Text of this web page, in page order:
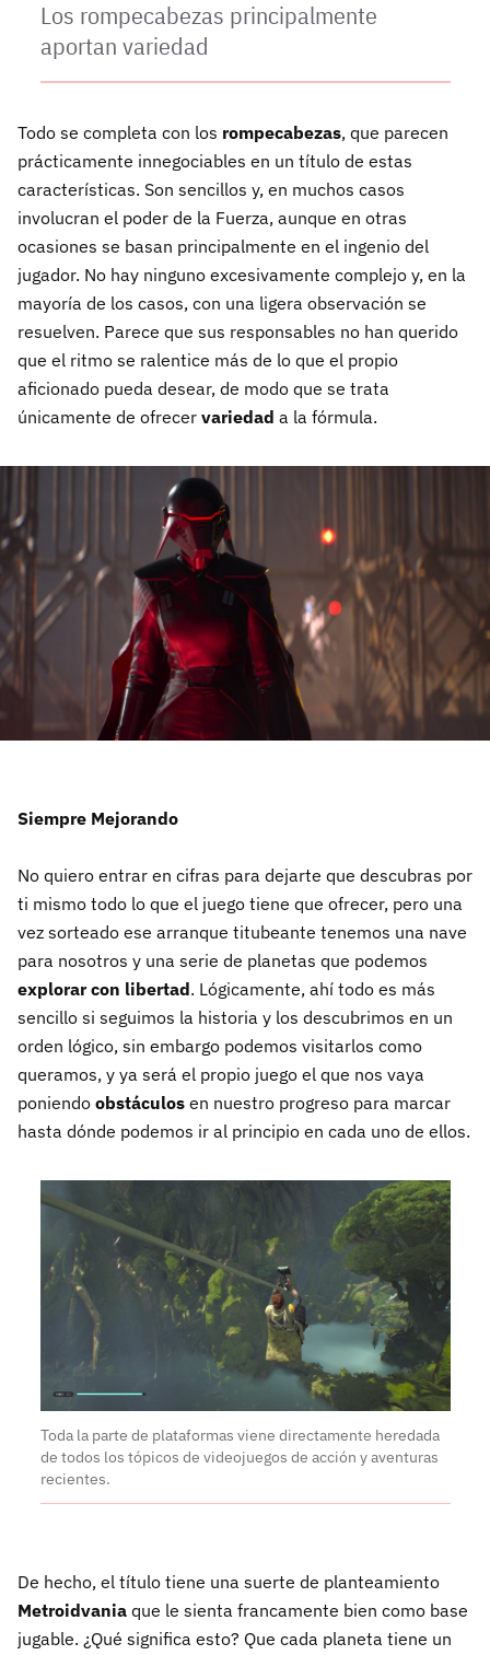
Los rompecabezas principalmente
aportan variedad
Todo se completa con los rompecabezas, que parecen
prácticamente innegociables en un título de estas
características. Son sencillos y, en muchos casos
involucran el poder de la Fuerza, aunque en otras
ocasiones se basan principalmente en el ingenio del
jugador. No hay ninguno excesivamente complejo y, en la
mayoría de los casos, con una ligera observación se
resuelven. Parece que sus responsables no han querido
que el ritmo se ralentice más de lo que el propio
aficionado pueda desear, de modo que se trata
únicamente de ofrecer variedad a la fórmula.
Siempre Mejorando
No quiero entrar en cifras para dejarte que descubras por
ti mismo todo lo que el juego tiene que ofrecer, pero una
vez sorteado ese arranque titubeante tenemos una nave
para nosotros y una serie de planetas que podemos
explorar con libertad. Lógicamente, ahí todo es más
sencillo si seguimos la historia y los descubrimos en un
orden lógico, sin embargo podemos visitarlos como
queramos, y ya será el propio juego el que nos vaya
poniendo obstáculos en nuestro progreso para marcar
hasta dónde podemos ir al principio en cada uno de ellos.
Toda la parte de plataformas viene directamente heredada
de todos los tópicos de videojuegos de acción y aventuras
recientes.
De hecho, el título tiene una suerte de planteamiento
Metroidvania que le sienta francamente bien como base
jugable. ¿Qué significa esto? Que cada planeta tiene un